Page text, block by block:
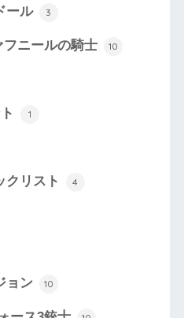
ール 3
ニールの騎士 10
1
クリスト 4
ョン 10